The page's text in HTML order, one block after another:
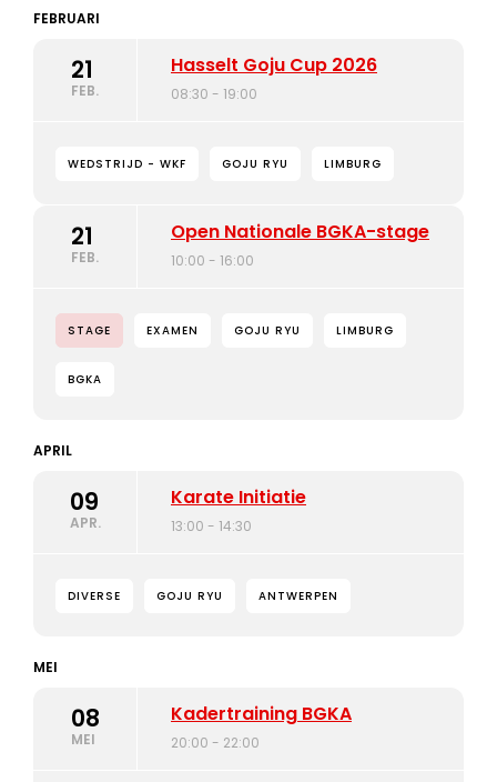
FEBRUARI
21
FEB.
Hasselt Goju Cup 2026
08:30 - 19:00
WEDSTRIJD - WKF GOJU RYU LIMBURG
21
FEB.
Open Nationale BGKA-stage
10:00 - 16:00
STAGE EXAMEN GOJU RYU LIMBURG
BGKA
APRIL
09
APR.
Karate Initiatie
13:00 - 14:30
DIVERSE GOJU RYU ANTWERPEN
MEI
08
MEI
Kadertraining BGKA
20:00 - 22:00